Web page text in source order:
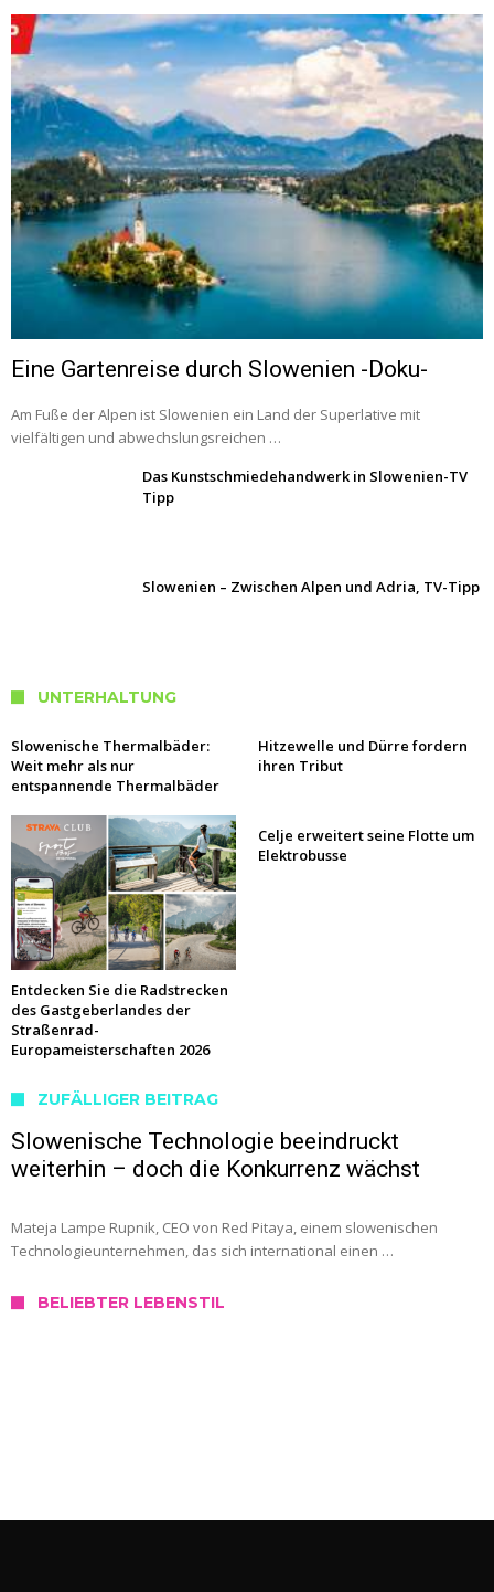
Eine Gartenreise durch Slowenien -Doku-
Am Fuße der Alpen ist Slowenien ein Land der Superlative mit
vielfältigen und abwechslungsreichen …
Das Kunstschmiedehandwerk in Slowenien-TV
Tipp
Slowenien – Zwischen Alpen und Adria, TV-Tipp
UNTERHALTUNG
Slowenische Thermalbäder:
Weit mehr als nur
entspannende Thermalbäder
Hitzewelle und Dürre fordern
ihren Tribut
Entdecken Sie die Radstrecken
des Gastgeberlandes der
Straßenrad-
Europameisterschaften 2026
Celje erweitert seine Flotte um
Elektrobusse
ZUFÄLLIGER BEITRAG
Slowenische Technologie beeindruckt
weiterhin – doch die Konkurrenz wächst
Mateja Lampe Rupnik, CEO von Red Pitaya, einem slowenischen
Technologieunternehmen, das sich international einen …
BELIEBTER LEBENSTIL